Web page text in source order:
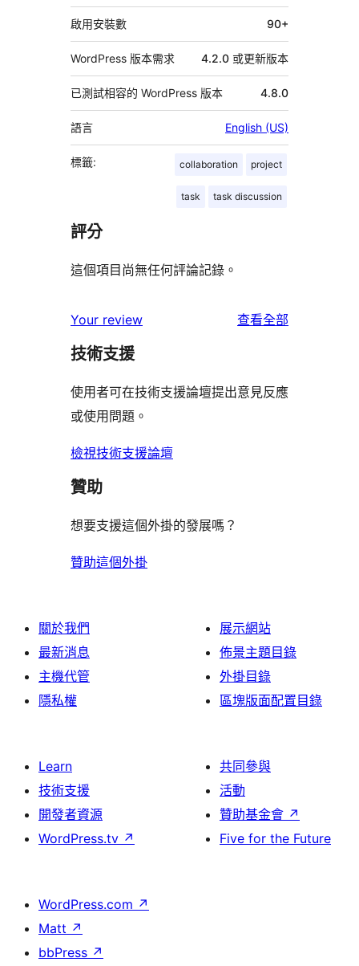
料
啟用安裝數 90+
WordPress 版本需求 4.2.0 或更新版本
已測試相容的 WordPress 版本 4.8.0
語言 English (US)
標籤: collaboration project
task task discussion
評分
這個項目尚無任何評論記錄。
Your review 查看全部
評
技術支援
使用者可在技術支援論壇提出意見反應
或使用問題。
檢視技術支援論壇
贊助
想要支援這個外掛的發展嗎？
贊助這個外掛
關於我們
最新消息
主機代管
隱私權
展示網站
佈景主題目錄
外掛目錄
區塊版面配置目錄
Learn
技術支援
開發者資源
WordPress.tv ↗
共同參與
活動
贊助基金會 ↗
Five for the Future
WordPress.com ↗
Matt ↗
bbPress ↗